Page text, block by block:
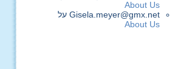
About Us
Gisela.meyer@gmx.net על
About Us